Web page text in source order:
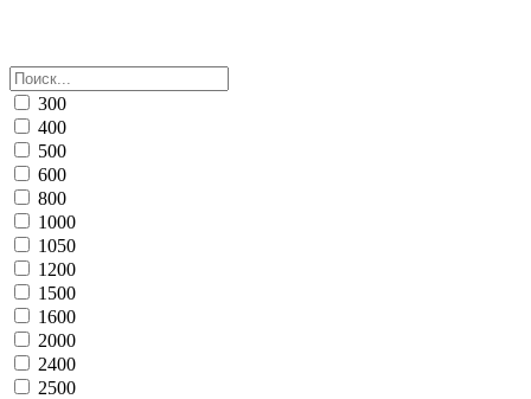
300
400
500
600
800
1000
1050
1200
1500
1600
2000
2400
2500